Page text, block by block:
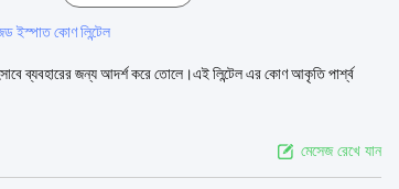
ইস্পাত কোণ লিন্টেল
ব্যবহারের জন্য আদর্শ করে তোলে।এই লিন্টেল এর কোণ আকৃতি পার্শ্ব
মেসেজ রেখে যান